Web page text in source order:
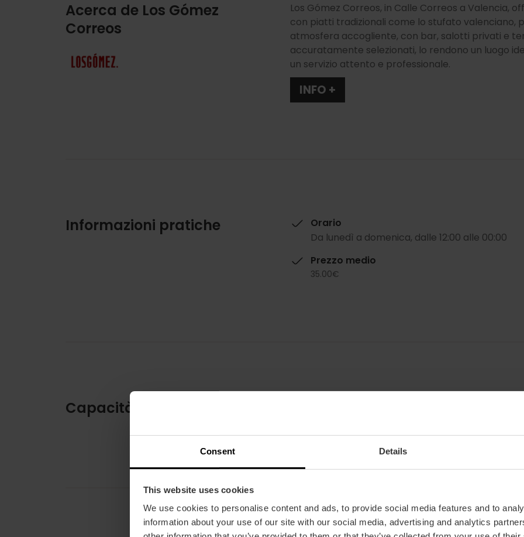
Consent Details
This website uses cookies
We use cookies to personalise content and ads, to provide social media features and to
information about your use of our site with our social media, advertising and analytics
Acerca de Los Gómez
Correos
Imagen
Los Gómez Correos, in Calle Correos a Valencia,
con piatti tradizionali come lo stufato valenciano,
atmosfera accogliente, con bar, salotti privati e
accuratamente selezionati, lo rendono un luogo
un servizio attento e professionale.
INFO +
Informazioni pratiche
Orario
Da lunedì a domenica, dalle 12:00 alle 00:00
Prezzo medio
35.00€
Capacità